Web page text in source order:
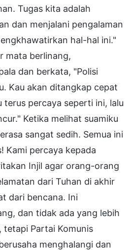
Tugas kita adalah
dan menjalani pengalaman
hal-hal ini."
mata berlinang,
dan berkata, "Polisi
Kau akan ditangkap cepat
terus percaya seperti ini, lalu
Ketika melihat suamiku
sangat sedih. Semua ini
Kami percaya kepada
Injil agar orang-orang
dari Tuhan di akhir
dari bencana. Ini
dan tidak ada yang lebih
tetapi Partai Komunis
menghalangi dan